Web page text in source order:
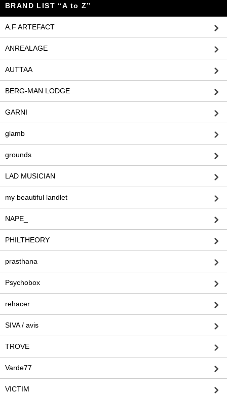
BRAND LIST “A to Z”
A.F ARTEFACT
ANREALAGE
AUTTAA
BERG-MAN LODGE
GARNI
glamb
grounds
LAD MUSICIAN
my beautiful landlet
NAPE_
PHILTHEORY
prasthana
Psychobox
rehacer
SIVA / avis
TROVE
Varde77
VICTIM